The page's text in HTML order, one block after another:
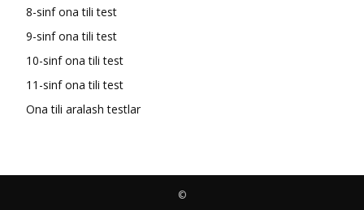
8-sinf ona tili test
9-sinf ona tili test
10-sinf ona tili test
11-sinf ona tili test
Ona tili aralash testlar
©